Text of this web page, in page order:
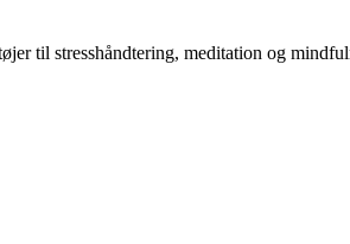
til stresshåndtering, meditation og